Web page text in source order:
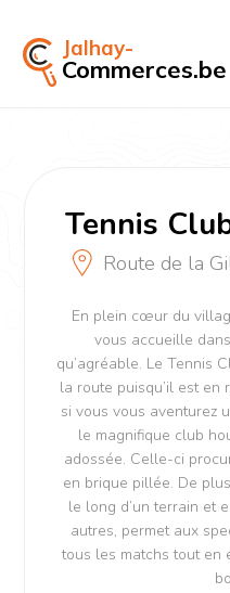
Jalhay-
Commerces.be
Tennis
Route de la
En plein cœur du
vous accueille
qu’agréable. Le Tennis
la route puisqu’il est en
si vous vous aventurez
le magnifique club
adossée. Celle-ci
en brique pillée. De
le long d’un terrain et
autres, permet aux
tous les matchs tout en